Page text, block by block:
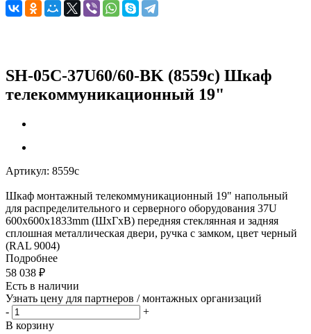
SH-05C-37U60/60-BK (8559c) Шкаф
телекоммуникационный 19"
Артикул: 8559c
Шкаф монтажный телекоммуникационный 19" напольный
для распределительного и серверного оборудования 37U
600x600x1833mm (ШхГхВ) передняя стеклянная и задняя
сплошная металлическая двери, ручка с замком, цвет черный
(RAL 9004)
Подробнее
58 038 ₽
Есть в наличии
Узнать цену для партнеров / монтажных организаций
-
+
В корзину